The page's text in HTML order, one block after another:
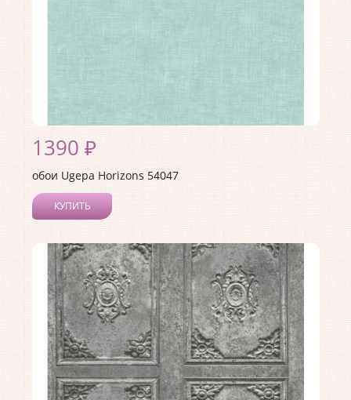
1390 ₽
обои Ugepa Horizons 54047
КУПИТЬ
Коллекция:Horizons
Длина рулона:10.05
Ширина рулона:0.53
Материал покрытия:Виниловое
Страна:Франция
Материал основы: Флизелин
Раппорт:<>